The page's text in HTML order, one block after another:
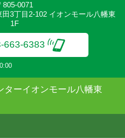
805-0071
3丁目2-102 イオンモール八幡東
1F
663-6383
ターイオンモール八幡東